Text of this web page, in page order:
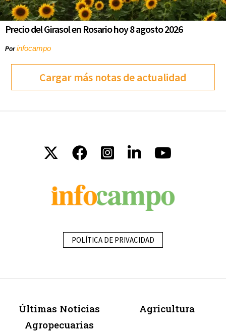
Precio del Girasol en Rosario hoy 8 agosto 2026
Porinfocampo
Cargar más notas de actualidad
POLÍTICA DE PRIVACIDAD
Últimas Noticias
Agropecuarias
Agricultura